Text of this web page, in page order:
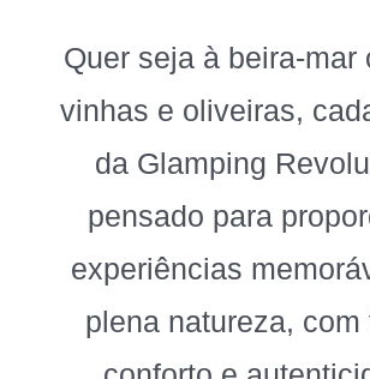
Quer seja à beira-mar
vinhas e oliveiras,
da Glamping
pensado para
experiências
plena natureza, com